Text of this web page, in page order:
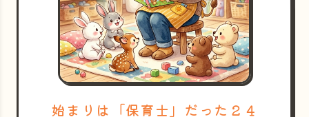
始まりは「保育士」だった２４